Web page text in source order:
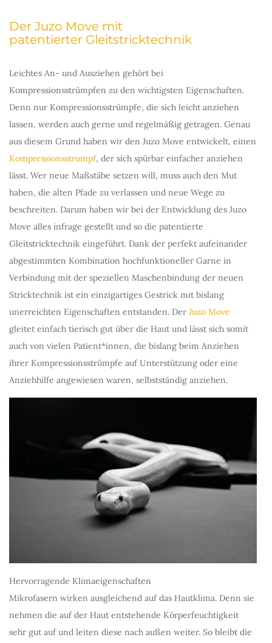
Der Juzo Move mit
patentierter Gleitstricktechnik
Leichtes An- und Ausziehen gehört bei
Kompressionsstrümpfen zu den wichtigsten Eigenschaften.
Denn nur Kompressionsstrümpfe, die sich leicht anziehen
lassen, werden auch gerne und regelmäßig getragen. Genau
aus diesem Grund haben wir den Juzo Move entwickelt, einen
Kompressionsstrumpf, der sich spürbar einfacher anziehen
lässt. Wer neue Maßstäbe setzen will, muss auch den Mut
haben, die alten Pfade zu verlassen und neue Wege zu
beschreiten. Darum haben wir bei der Entwicklung des Juzo
Move alles infrage gestellt und so die patentierte
Gleitstricktechnik eingeführt. Dank der perfekt aufeinander
abgestimmten Kombination hochfunktioneller Garne in
Verbindung mit der speziellen Maschenbindung der neuen
Stricktechnik ist ein einzigartiges Gestrick mit bislang
unerreichten Eigenschaften entstanden. Der Juzo Move
gleitet einfach tierisch gut über die Haut und lässt sich somit
auch von vielen Patient*innen, die bislang beim Anziehen
ihrer Kompressionsstrümpfe auf Unterstützung oder eine
Anziehhilfe angewiesen waren, selbstständig anziehen.
Hervorragende Klimaeigenschaften
Mikrofasern wirken ausgleichend auf das Hautklima. Denn sie
nehmen die auf der Haut entstehende Körperfeuchtigkeit
sehr gut auf und leiten diese nach außen weiter. So bleibt die